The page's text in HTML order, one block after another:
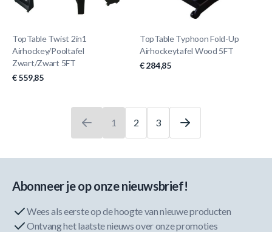
TopTable Twist 2in1
Airhockey/Pooltafel
Zwart/Zwart 5FT
€ 559,85
TopTable Typhoon Fold-Up
Airhockeytafel Wood 5FT
€ 284,85
U leest momenteel pagina
1
Pagina
2
Pagina
3
Abonneer je op onze nieuwsbrief!
Wees als eerste op de hoogte van nieuwe producten
Ontvang het laatste nieuws over onze promoties